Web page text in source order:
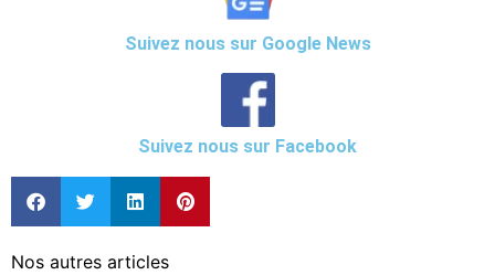
Suivez nous sur Google News
Suivez nous sur Facebook
Nos autres articles